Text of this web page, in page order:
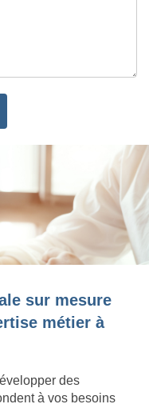
sur mesure
métier à
des
à vos besoins